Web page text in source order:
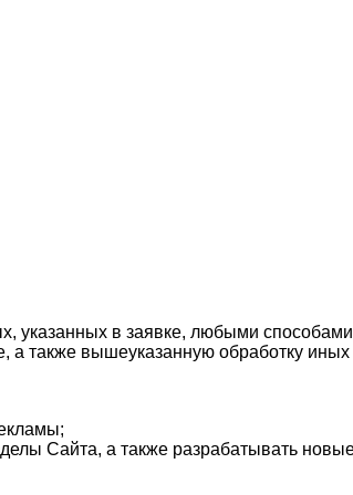
указанных в заявке, любыми
а также вышеуказанную обработку
Сайта, а также разрабатывать